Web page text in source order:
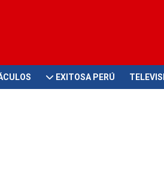
EXITOSA PERÚ